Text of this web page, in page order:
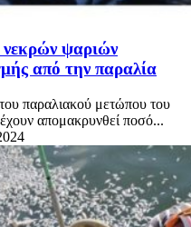
ψαριών
από την παραλία
του παραλιακού μετώπου του
απομακρυνθεί ποσό...